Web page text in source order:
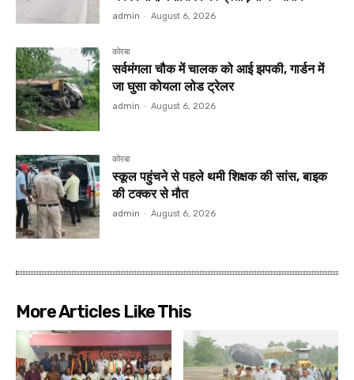
admin - August 6, 2026
कोरबा
सर्वमंगला चौक में चालक को आई झपकी, गार्डन में
जा घुसा कोयला लोड ट्रेलर
admin - August 6, 2026
कोरबा
स्कूल पहुंचने से पहले थमी शिक्षक की सांस, बाइक
की टक्कर से मौत
admin - August 6, 2026
More Articles Like This